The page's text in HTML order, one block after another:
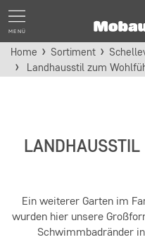
MENÜ
Home Sortiment
Landhausstil zum
Ein weiterer Garten im
wurden hier unsere
Schwimmbadränder